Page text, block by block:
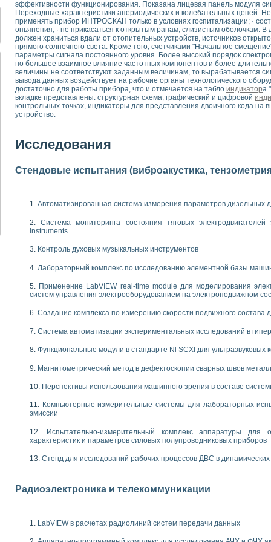
математического моделирования сверхширокополосного
измерителя ВАХ фотоэлементов на базе виртуальных средств
генератора сигналов - имитатора джиттера и измерителя параметров
исследование линейных антенн и антенных решеток в учебной
модуля с высоким разрешением для создания SPICE- модели
радиолокационного сигнала и его FFT анализ в программной среде Lab
уравнений состояния для исследования переходных процессов в среде
для устройства сбора данных NI USB-6009
стенда для измерения относительного остаточного
построения картины возбуждения комбинационных колебаний в
показателей качества электрической энергии
управления источником питания PSP 2010 фирмы GW INSTEK
характеристик солнечных модулей на базе USB-6008
, фемто-, биотехнологии и мехатроника
по измерению временных характеристик реверсивных сред
комплекс на базе LabVIEW для исследования наноструктур
и оптимизации тепловой обработки биопродуктов с применением
функциональных возможностей алгоритма полигармонической
экономичного виртуального полярографа на основе платы USB
макрочастиц в упорядоченных плазменно-пылевых структурах
диагностики крови
дисперсных продуктов при обработке возмущениями давления
экспериментальной физики на примере выдающихся экспериментов:
цвета модели CIE L*a*b с использованием LabVIEW
анализа в медицинской эндоскопии
программно - аппаратного комплекса NI - Motion
газовых пузырьков по данным эхолокационного зондирования с
INSTRUMENTS для автоматизации процесса очистки сточных вод в
диагностики плазмы
дифракционные датчики малых перемещений и колебаний
свойств сегнетоэлектриков методом тепловых шумов
и развития дефектов в растущем монокристалле карбида кремния
механических свойств материалов в наношкале
переходных процессов при коротких замыканиях в узлах электрических
эффективности функционирования. Показана лицевая панель модуля
Переходные характеристики апериодических и колебательных цепей.
применять прибор ИНТРОСКАН только в условиях госпитализации; ·
опьянения; · не прикасаться к открытым ранам, слизистым
должен храниться вдали от отопительных устройств, источников
прямого солнечного света. Кроме того, счетчиками "Начальное
параметры сигнала постоянного уровня. Более высокий порядок
но большее взаимное влияние частотных компонентов и более
величины не соответствуют заданным величинам, то вырабатывается
вывода данных воздействует на рабочие органы технологического
достаточно для работы прибора, что и отмечается на табло индикатора
вкладке представлены: структурная схема, графический и цифровой
контрольных точках, индикаторы для представления двоичного кода
устройство.
Исследования
Стендовые испытания (виброакустика,
Автоматизированная система измерения параметров дизельных
Система мониторинга состояния тяговых
Instruments
Контроль духовых музыкальных инструментов
Лабораторный комплекс по исследованию элементной базы
Применение LabVIEW real-time module для моделирования
систем управления электрооборудованием на электроподвижном
Создание комплекса по измерению скорости подвижного состава
Система автоматизации экспериментальных исследований в
Функциональные модули в стандарте Nl SCXI для ультразвуковых
Магнитометрический метод в дефектоскопии сварных швов
Перспективы использования машинного зрения в составе
Компьютерные измерительные системы для лабораторных
эмиссии
Испытательно-измерительный комплекс аппаратуры для
характеристик и параметров силовых полупроводниковых приборов
Стенд для исследований рабочих процессов ДВС в
Радиоэлектроника и телекоммуникации
LabVIEW в расчетах радиолиний систем передачи данных